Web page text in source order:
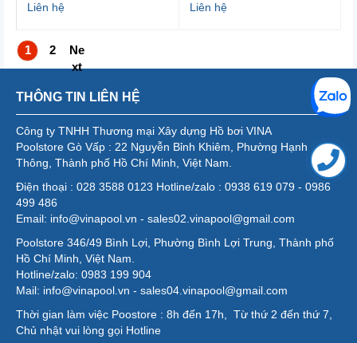
Liên hệ Liên hệ
1 2
Ne
xt
THÔNG TIN LIÊN HỆ
Công ty TNHH Thương mại Xây dựng Hồ bơi VINA
Poolstore Gò Vấp : 22 Nguyễn Bỉnh Khiêm, Phường Hạnh
Thông, Thành phố Hồ Chí Minh, Việt Nam.
Điện thoại : 028 3588 0123 Hotline/zalo : 0938 619 079 - 0986
499 486
Email: info@vinapool.vn - sales02.vinapool@gmail.com
Poolstore 346/49 Bình Lợi, Phường Bình Lợi Trung, Thành phố
Hồ Chí Minh, Việt Nam.
Hotline/zalo: 0983 199 904
Mail: info@vinapool.vn - sales04.vinapool@gmail.com
Thời gian làm việc Poostore : 8h đến 17h, Từ thứ 2 đến thứ 7,
Chủ nhật vui lòng gọi Hotline